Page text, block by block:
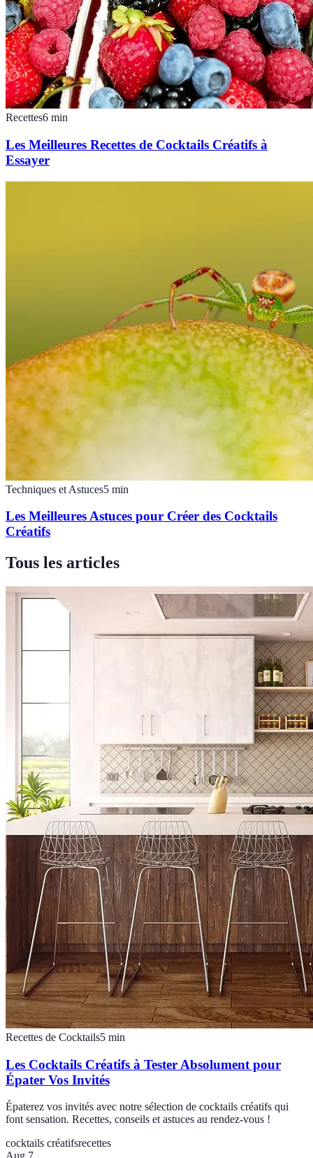
Recettes6 min
Les Meilleures Recettes de Cocktails Créatifs à
Essayer
Techniques et Astuces5 min
Les Meilleures Astuces pour Créer des Cocktails
Créatifs
Tous les articles
Recettes de Cocktails5 min
Les Cocktails Créatifs à Tester Absolument pour
Épater Vos Invités
Épaterez vos invités avec notre sélection de cocktails créatifs qui
font sensation. Recettes, conseils et astuces au rendez-vous !
cocktails créatifsrecettes